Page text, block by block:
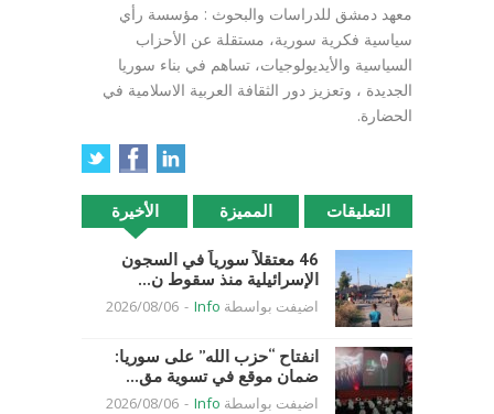
معهد دمشق للدراسات والبحوث : مؤسسة رأي
سياسية فكرية سورية، مستقلة عن الأحزاب
السياسية والأيديولوجيات، تساهم في بناء سوريا
الجديدة ، وتعزيز دور الثقافة العربية الاسلامية في
الحضارة.
الأخيرة المميزة التعليقات
46 معتقلاً سورياً في السجون
الإسرائيلية منذ سقوط ن...
اضيفت بواسطة Info
-
2026/08/06
انفتاح “حزب الله” على سوريا:
ضمان موقع في تسوية مق...
اضيفت بواسطة Info
-
2026/08/06